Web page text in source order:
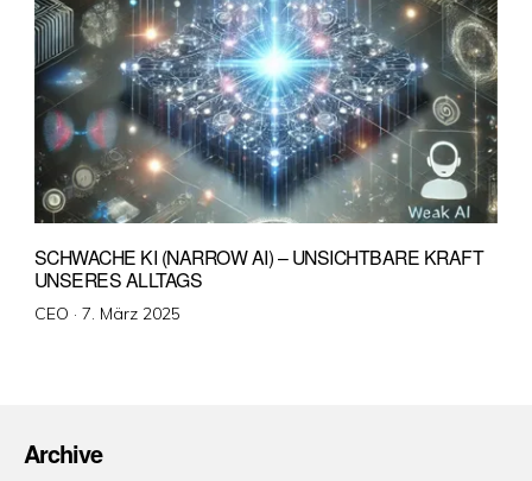
SCHWACHE KI (NARROW AI) – UNSICHTBARE KRAFT
UNSERES ALLTAGS
CEO · Veröffentlicht
7. März 2025
Archive